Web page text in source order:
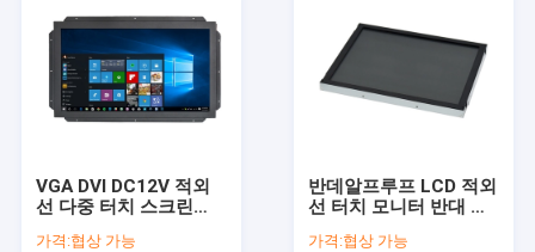
VGA DVI DC12V 적외
선 다중 터치 스크린
가격:협상 가능
반데알프루프 LCD 적외
선 터치 모니터 반대 글
가격:협상 가능